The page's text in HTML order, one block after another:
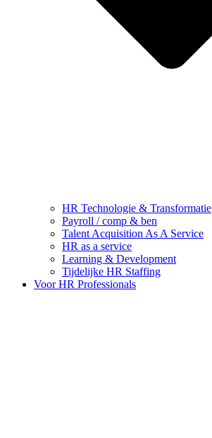
HR Technologie & Transformatie
Payroll / comp & ben
Talent Acquisition As A Service
HR as a service
Learning & Development
Tijdelijke HR Staffing
Voor HR Professionals